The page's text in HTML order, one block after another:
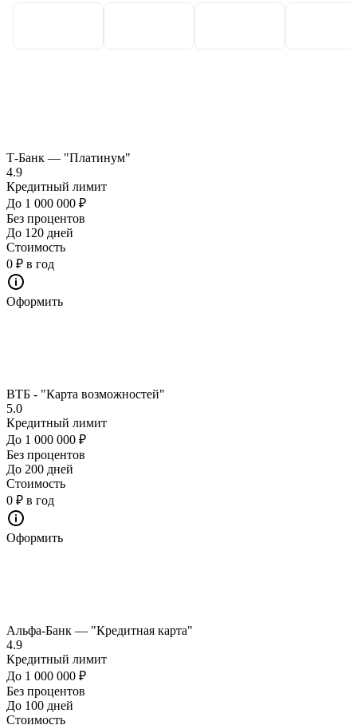
Т-Банк — "Платинум"
4.9
Кредитный лимит
До 1 000 000 ₽
Без процентов
До 120 дней
Стоимость
0 ₽ в год
Оформить
ВТБ - "Карта возможностей"
5.0
Кредитный лимит
До 1 000 000 ₽
Без процентов
До 200 дней
Стоимость
0 ₽ в год
Оформить
Альфа-Банк — "Кредитная карта"
4.9
Кредитный лимит
До 1 000 000 ₽
Без процентов
До 100 дней
Стоимость